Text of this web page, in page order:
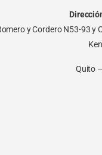
y Cordero N53-93 y
Quito